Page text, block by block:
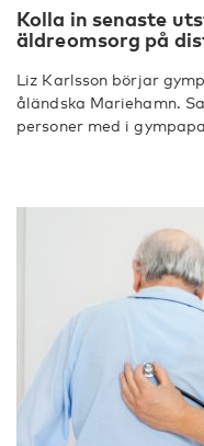
Kolla in senaste
äldreomsorg på
Liz Karlsson börjar
åländska Mariehamn.
personer med i